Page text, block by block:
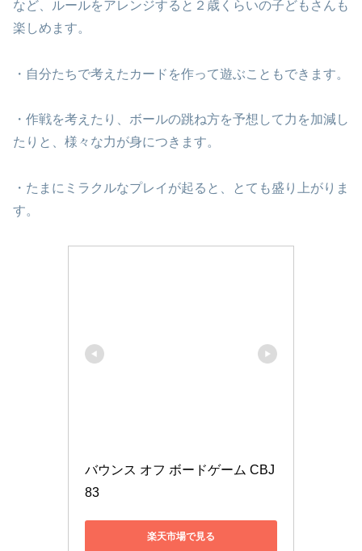
など、ルールをアレンジすると２歳くらいの子どもさんも
楽しめます。
・自分たちで考えたカードを作って遊ぶこともできます。
・作戦を考えたり、ボールの跳ね方を予想して力を加減し
たりと、様々な力が身につきます。
・たまにミラクルなプレイが起ると、とても盛り上がりま
す。
バウンス オフ ボードゲーム CBJ
83
楽天市場で見る